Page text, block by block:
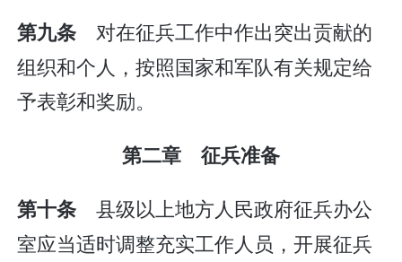
第九条 对在征兵工作中作出突出贡献的
组织和个人，按照国家和军队有关规定给
予表彰和奖励。
第二章 征兵准备
第十条 县级以上地方人民政府征兵办公
室应当适时调整充实工作人员，开展征兵